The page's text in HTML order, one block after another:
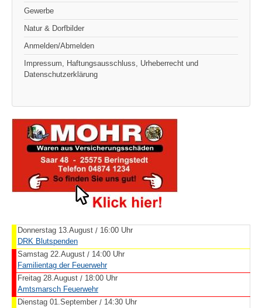
Gewerbe
Natur & Dorfbilder
Anmelden/Abmelden
Impressum, Haftungsausschluss, Urheberrecht und
Datenschutzerklärung
Donnerstag 13.August / 16:00 Uhr
DRK Blutspenden
Samstag 22.August / 14:00 Uhr
Familientag der Feuerwehr
Freitag 28.August / 18:00 Uhr
Amtsmarsch Feuerwehr
Dienstag 01.September / 14:30 Uhr